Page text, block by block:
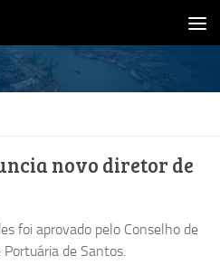
novo diretor de
foi aprovado pelo Conselho de
de Santos.